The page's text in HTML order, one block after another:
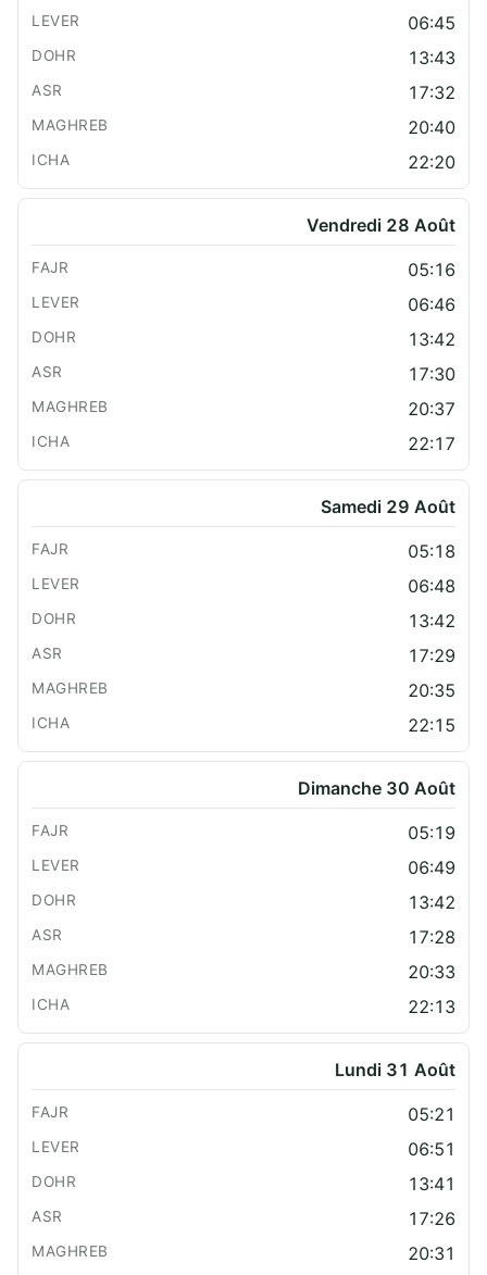
06:45
13:43
17:32
20:40
22:20
Vendredi 28 Août
05:16
06:46
13:42
17:30
20:37
22:17
Samedi 29 Août
05:18
06:48
13:42
17:29
20:35
22:15
Dimanche 30 Août
05:19
06:49
13:42
17:28
20:33
22:13
Lundi 31 Août
05:21
06:51
13:41
17:26
20:31